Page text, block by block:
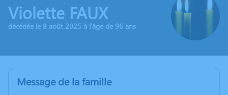
Violette FAUX
décédée le 8 août 2025 à l'âge de 96 ans
Message de la famille